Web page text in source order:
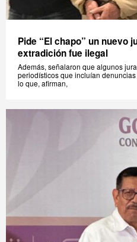
Pide “El chapo” un nuevo
extradición fue ilegal
Además, señalaron que algunos
periodísticos que incluían
lo que, afirman,